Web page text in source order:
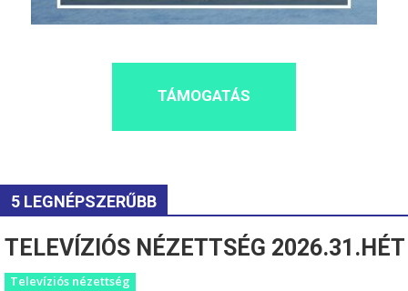
TÁMOGATÁS
5 LEGNÉPSZERŰBB
TELEVÍZIÓS NÉZETTSÉG 2026.31.HÉT
Televíziós nézettség